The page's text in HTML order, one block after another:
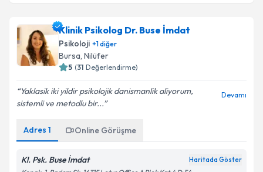
Klinik Psikolog Dr. Buse İmdat
Psikoloji +1diğer
Bursa, Nilüfer
5 (31 Değerlendirme)
Yaklasik iki yildir psikolojik danismanlik aliyorum,
sistemli ve metodlu bir...
Devamı
Adres 1 Online Görüşme
Kl. Psk. Buse İmdat Haritada Göster